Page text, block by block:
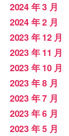
2024 年 3 月
2024 年 2 月
2023 年 12 月
2023 年 11 月
2023 年 10 月
2023 年 8 月
2023 年 7 月
2023 年 6 月
2023 年 5 月